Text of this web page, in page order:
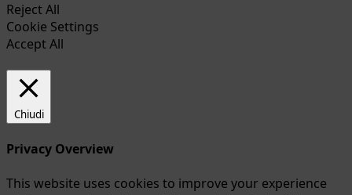
Reject All
Cookie Settings
Accept All
Chiudi
Privacy Overview
This website uses cookies to improve your experience